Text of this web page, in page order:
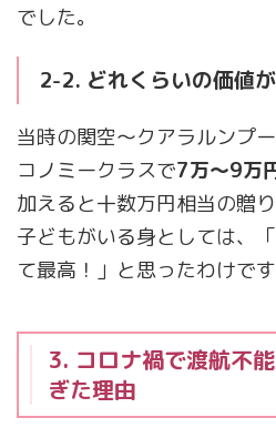
でした。
2-2. どれくらいの価値
当時の関空〜クアラルンプ
コノミークラスで7万〜9万
加えると十数万円相当の贈
子どもがいる身としては、
て最高！」と思ったわけです
3. コロナ禍で渡航不
ぎた理由